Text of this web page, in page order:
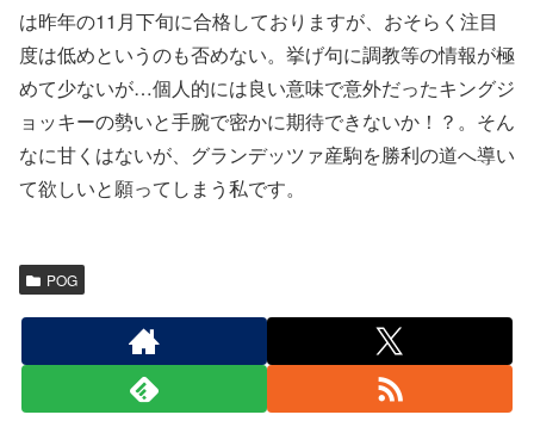
は昨年の11月下旬に合格しておりますが、おそらく注目
度は低めというのも否めない。挙げ句に調教等の情報が極
めて少ないが…個人的には良い意味で意外だったキングジ
ョッキーの勢いと手腕で密かに期待できないか！？。そん
なに甘くはないが、グランデッツァ産駒を勝利の道へ導い
て欲しいと願ってしまう私です。
POG